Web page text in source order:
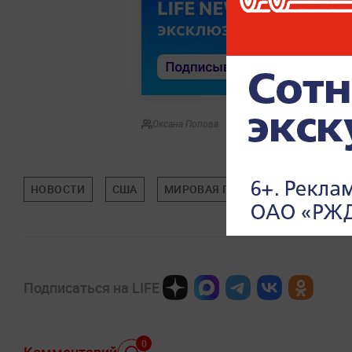
Оксана Попова
НОВОСТИ США МИРОВАЯ ПОЛИТИКА
Подписаться на LIFE
0